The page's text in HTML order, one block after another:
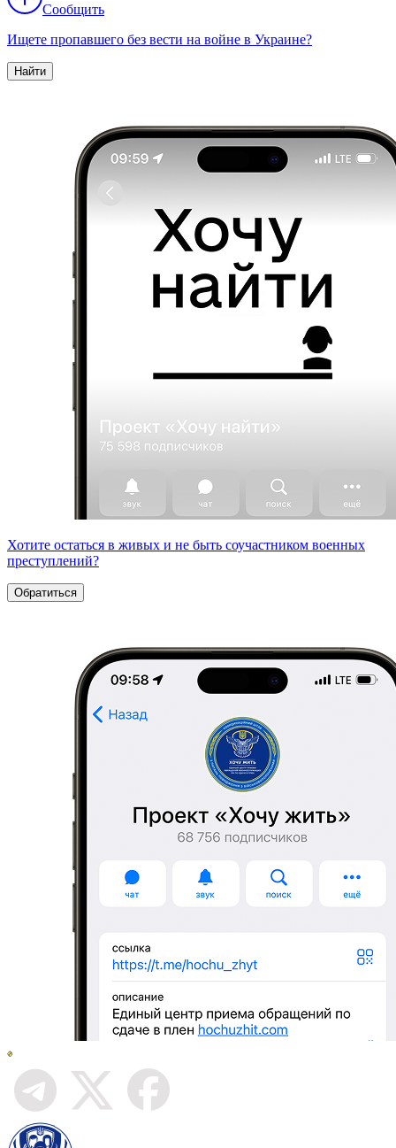
Сообщить
Ищете пропавшего без вести на войне в Украине?
Найти
Хотите остаться в живых и не быть соучастником военных
преступлений?
Обратиться